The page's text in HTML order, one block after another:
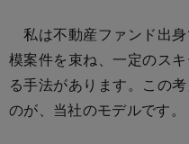
私は不動産ファンド出
模案件を束ね、一定のス
る手法があります。この
のが、当社のモデルです。